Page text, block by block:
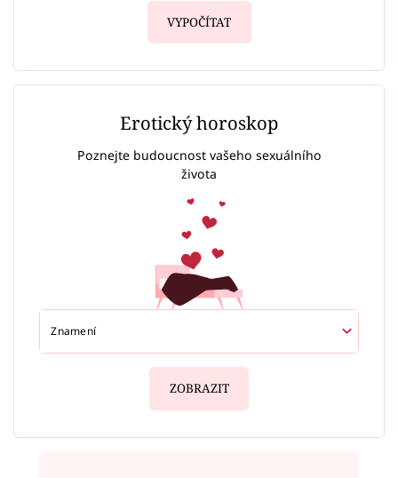
VYPOČÍTAT
Erotický horoskop
Poznejte budoucnost vašeho sexuálního
života
ZOBRAZIT